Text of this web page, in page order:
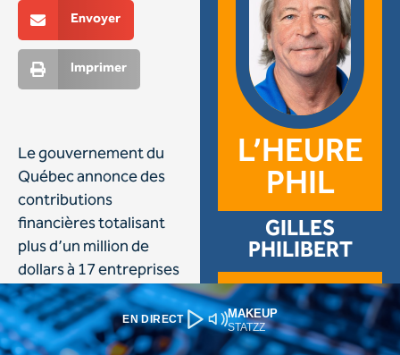
EN DIRECT MAKEUP
STATZZ